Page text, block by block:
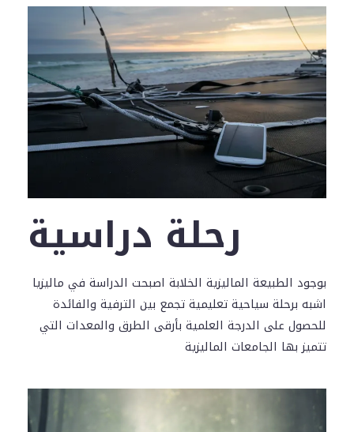
رحلة دراسية
بوجود الطبيعة الماليزية الخلابة اصبحت الدراسة في ماليزيا
اشبه برحلة سياحية تعليمية تجمع بين الترفية والفائدة
للحصول على الدرجة العلمية بأرقى الطرق والمعدات التي
تتميز بها الجامعات الماليزية